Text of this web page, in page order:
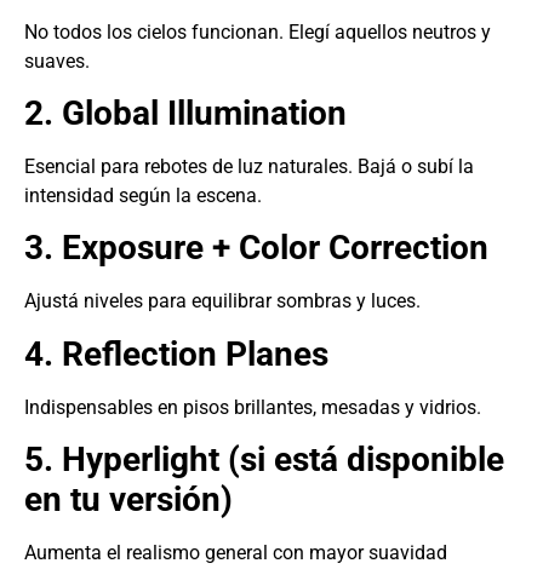
No todos los cielos funcionan. Elegí aquellos neutros y
suaves.
2. Global Illumination
Esencial para rebotes de luz naturales. Bajá o subí la
intensidad según la escena.
3. Exposure + Color Correction
Ajustá niveles para equilibrar sombras y luces.
4. Reflection Planes
Indispensables en pisos brillantes, mesadas y vidrios.
5. Hyperlight (si está disponible
en tu versión)
Aumenta el realismo general con mayor suavidad